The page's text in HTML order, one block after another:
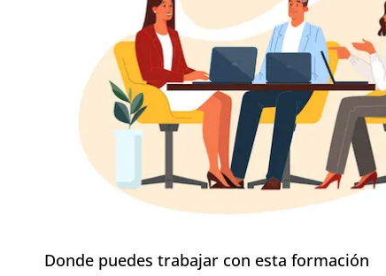
Donde puedes trabajar con esta formación